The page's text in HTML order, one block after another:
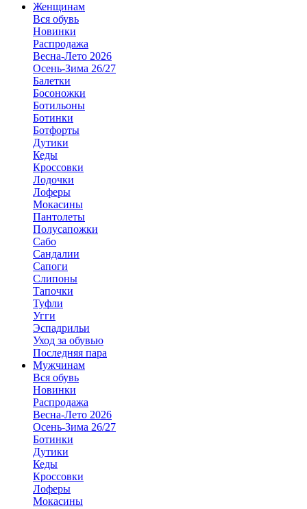
Женщинам
Вся обувь
Новинки
Распродажа
Весна-Лето 2026
Осень-Зима 26/27
Балетки
Босоножки
Ботильоны
Ботинки
Ботфорты
Дутики
Кеды
Кроссовки
Лодочки
Лоферы
Мокасины
Пантолеты
Полусапожки
Сабо
Сандалии
Сапоги
Слипоны
Тапочки
Туфли
Угги
Эспадрильи
Уход за обувью
Последняя пара
Мужчинам
Вся обувь
Новинки
Распродажа
Весна-Лето 2026
Осень-Зима 26/27
Ботинки
Дутики
Кеды
Кроссовки
Лоферы
Мокасины